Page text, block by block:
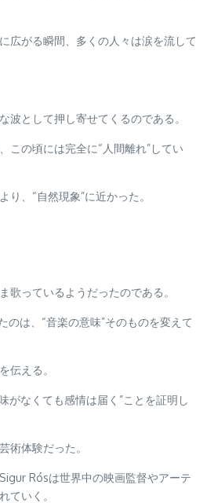
広がる瞬間、多くの人々は涙を流して
波として押し寄せてくるのである。
この頃には完全に“人間離れ”してい
り、“自然現象”に近かった。
歌っているようだったのである。
のは、“音楽の意味”そのものを変えて
伝える。
がなくても感情は届く”ことを証明し
術体験だった。
Rósは世界中の映画監督やアーテ
ていく。